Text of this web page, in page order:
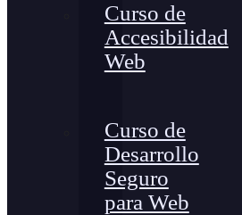
Curso de
Accesibilidad
Web
Curso de
Desarrollo
Seguro
para Web